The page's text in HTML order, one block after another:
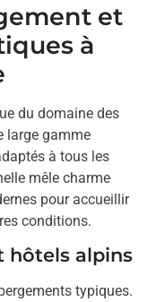
et
à
du domaine des
large gamme
à tous les
mêle charme
pour accueillir
conditions.
hôtels alpins
typiques.